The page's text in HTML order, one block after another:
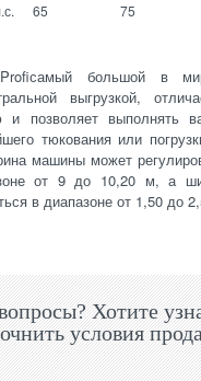
65 75
большой в
выгрузкой,
и позволяет выполнять
тюкования или
машины может
от 9 до 10,20 м, а
в диапазоне от 1,50 до
Хотите
условия